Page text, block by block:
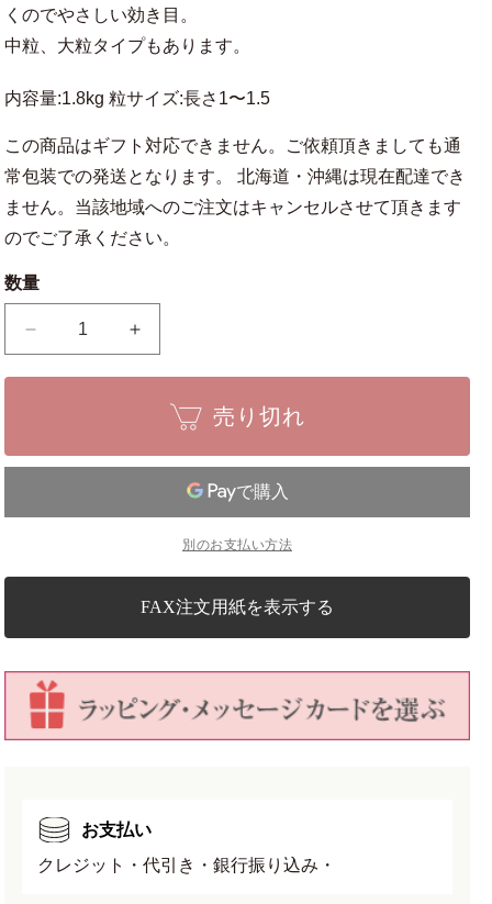
くのでやさしい効き目。
中粒、大粒タイプもあります。
内容量:1.8kg 粒サイズ:長さ1〜1.5
この商品はギフト対応できません。ご依頼頂きましても通
常包装での発送となります。 北海道・沖縄は現在配達でき
ません。当該地域へのご注文はキャンセルさせて頂きます
のでご了承ください。
数量
か
肥
重
さ:1.8kg
の
を
減
ら
肥
か
肥
料
さ:1.8kg
の
増
や
売り切れ
別のお支払い方法
FAX注文用紙を表示する
お支払い
クレジット・代引き・銀行振り込み・